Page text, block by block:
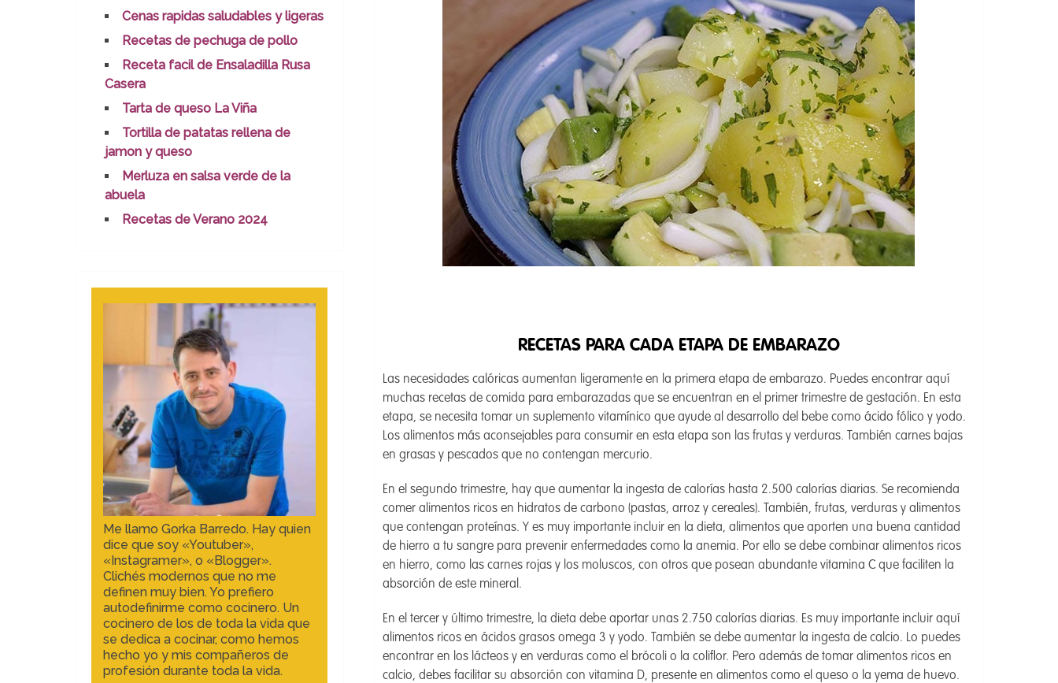
RECETAS PARA CADA ETAPA DE EMBARAZO
Las necesidades calóricas aumentan ligeramente en la primera etapa de embarazo. Puedes encontrar aquí
muchas recetas de comida para embarazadas que se encuentran en el primer trimestre de gestación. En esta
etapa, se necesita tomar un suplemento vitamínico que ayude al desarrollo del bebe como ácido fólico y yodo.
Los alimentos más aconsejables para consumir en esta etapa son las frutas y verduras. También carnes bajas
en grasas y pescados que no contengan mercurio.
En el segundo trimestre, hay que aumentar la ingesta de calorías hasta 2.500 calorías diarias. Se recomienda
comer alimentos ricos en hidratos de carbono (pastas, arroz y cereales). También, frutas, verduras y alimentos
que contengan proteínas. Y es muy importante incluir en la dieta, alimentos que aporten una buena cantidad
de hierro a tu sangre para prevenir enfermedades como la anemia. Por ello se debe combinar alimentos ricos
en hierro, como las carnes rojas y los moluscos, con otros que posean abundante vitamina C que faciliten la
absorción de este mineral.
En el tercer y último trimestre, la dieta debe aportar unas 2.750 calorías diarias. Es muy importante incluir aquí
alimentos ricos en ácidos grasos omega 3 y yodo. También se debe aumentar la ingesta de calcio. Lo puedes
encontrar en los lácteos y en verduras como el brócoli o la coliflor. Pero además de tomar alimentos ricos en
calcio, debes facilitar su absorción con vitamina D, presente en alimentos como el queso o la yema de huevo.
Cenas rapidas saludables y ligeras
Recetas de pechuga de pollo
Receta facil de Ensaladilla Rusa
Casera
Tarta de queso La Viña
Tortilla de patatas rellena de
jamon y queso
Merluza en salsa verde de la
abuela
Recetas de Verano 2024
Me llamo Gorka Barredo. Hay quien
dice que soy «Youtuber»,
«Instagramer», o «Blogger».
Clichés modernos que no me
definen muy bien. Yo prefiero
autodefinirme como cocinero. Un
cocinero de los de toda la vida que
se dedica a cocinar, como hemos
hecho yo y mis compañeros de
profesión durante toda la vida.